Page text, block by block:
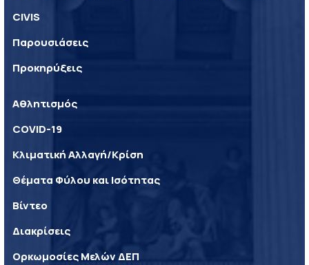
CIVIS
Παρουσιάσεις
Προκηρύξεις
Αθλητισμός
COVID-19
Κλιματική Αλλαγή/Κρίση
Θέματα Φύλου και Ισότητας
Βίντεο
Διακρίσεις
Ορκωμοσίες Μελών ΔΕΠ